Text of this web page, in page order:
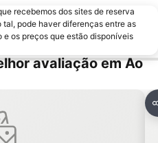
recebemos dos sites de reserva
tal, pode haver diferenças entre as
os preços que estão disponíveis
avaliação em Ao